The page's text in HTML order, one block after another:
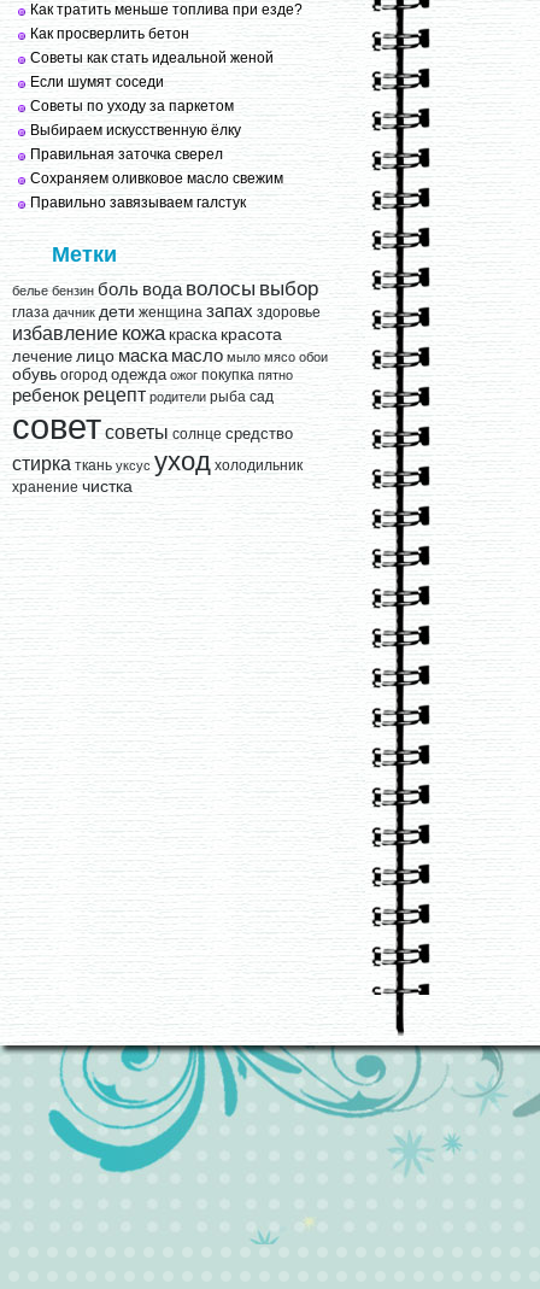
Как тратить меньше топлива при езде?
Как просверлить бетон
Советы как стать идеальной женой
Если шумят соседи
Советы по уходу за паркетом
Выбираем искусственную ёлку
Правильная заточка сверел
Сохраняем оливковое масло свежим
Правильно завязываем галстук
Метки
белье бензин боль вода волосы выбор
глаза дачник дети женщина запах здоровье
избавление кожа краска красота
лечение лицо маска масло мыло мясо обои
обувь огород одежда ожог покупка пятно
ребенок рецепт родители рыба сад
советсоветы солнце средство
стирка ткань уксус уход холодильник
хранение чистка